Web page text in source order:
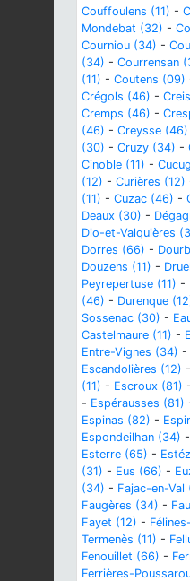
Couffoulens (11) -
Mondebat (32) -
Courniou (34) -
(34) - Courrensan
(11) - Coutens (09)
Crégols (46) -
Cremps (46) -
(46) - Creysse (46)
(30) - Cruzy (34) -
Cinoble (11) -
(12) - Curières (12)
(11) - Cuzac (46) -
Deaux (30) -
Dio-et-Valquières
Dorres (66) -
Douzens (11) -
Peyrepertuse (11) -
(46) - Durenque
Sossenac (30) -
Castelmaure (11) -
Entre-Vignes (34) -
Escandolières (12) -
(11) - Escroux (81) -
- Espérausses (81)
Espinas (82) -
Espondeilhan (34) -
Esterre (65) -
(31) - Eus (66) -
(34) - Fajac-en-Val
Faugères (34) -
Fayet (12) -
Termenès (11) -
Fenouillet (66) -
Ferrières-